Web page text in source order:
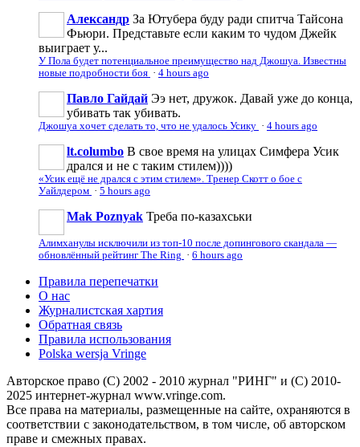
Александр За Ютубера буду ради спитча Тайсона
Фьюри. Представьте если каким то чудом Джейк
выиграет у...
У Пола будет потенциальное преимущество над Джошуа. Известны
новые подробности боя · 4 hours ago
Павло Гайдай Ээ нет, дружок. Давай уже до конца,
убивать так убивать.
Джошуа хочет сделать то, что не удалось Усику · 4 hours ago
lt.columbo В свое время на улицах Симфера Усик
дрался и не с таким стилем))))
«Усик ещё не дрался с этим стилем». Тренер Скотт о бое с
Уайлдером · 5 hours ago
Mak Poznyak Треба по-казахськи
Алимханулы исключили из топ-10 после допингового скандала —
обновлённый рейтинг The Ring · 6 hours ago
Правила перепечатки
О нас
Журналистская хартия
Обратная связь
Правила использования
Polska wersja Vringe
Авторское право (С) 2002 - 2010 журнал "РИНГ" и (С) 2010-
2025 интернет-журнал www.vringe.com.
Все права на материалы, размещенные на сайте, охраняются в
соответствии с законодательством, в том числе, об авторском
праве и смежных правах.